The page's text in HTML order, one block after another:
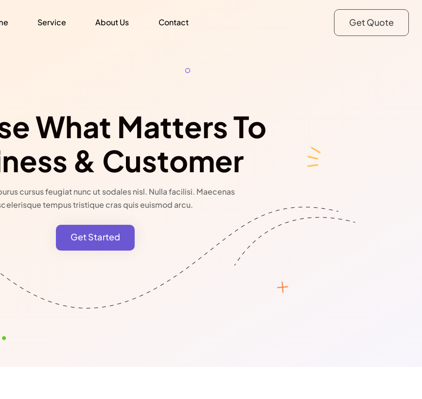
Service About Us Contact Get Quote
What Matters To
& Customer
cursus feugiat nunc ut sodales nisl. Nulla facilisi. Maecenas
tempus tristique cras quis euismod arcu.
Get Started
Get Started